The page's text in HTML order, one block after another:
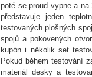
poté se proud vypne a
představuje jeden
testovaných plošných
spojů a pokovených
kupón i několik set
Pokud během testování
materiál desky a